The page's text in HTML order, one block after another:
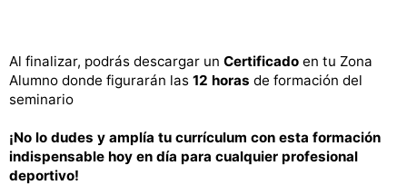
Al finalizar, podrás descargar un Certificado en tu Zona
Alumno donde figurarán las 12 horas de formación del
seminario
¡No lo dudes y amplía tu currículum con esta formación
indispensable hoy en día para cualquier profesional
deportivo!